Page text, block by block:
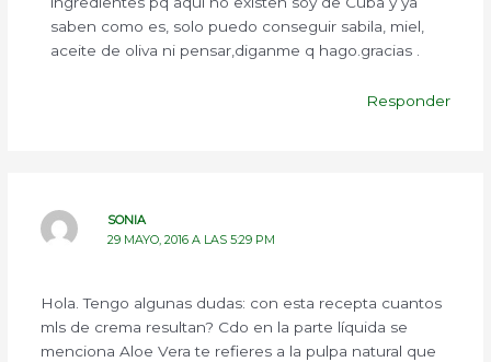
saben como es, solo puedo conseguir sabila, miel,
aceite de oliva ni pensar,diganme q hago.gracias .
Responder
SONIA
29 MAYO, 2016 A LAS 5:29 PM
Hola. Tengo algunas dudas: con esta recepta cuantos
mls de crema resultan? Cdo en la parte líquida se
menciona Aloe Vera te refieres a la pulpa natural que